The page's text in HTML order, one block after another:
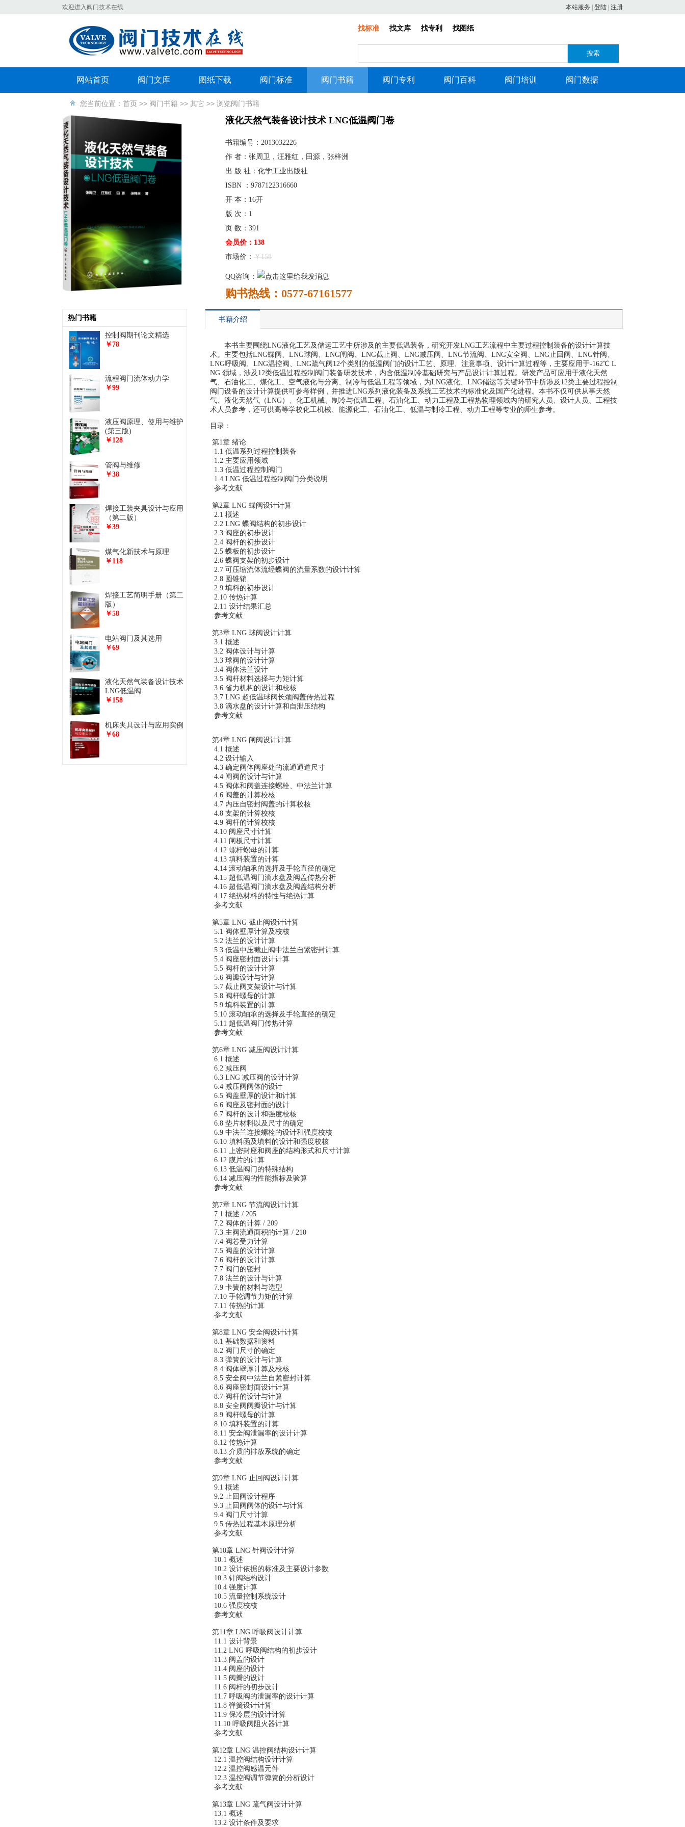
欢迎进入阀门技术在线 本站服务 登陆 注册
找标准 找文库 找专利 找图纸
搜索
网站首页 阀门文库 图纸下载 阀门标准 阀门书籍 阀门专利 阀门百科 阀门培训 阀门数据
您当前位置： 首页 >> 阀门书籍 >> 其它 >> 浏览阀门书籍
液化天然气装备设计技术 LNG低温阀门卷
书籍编号： 2013032226
作 者：张周卫，汪雅红，田源，张梓洲
出 版 社：化学工业出版社
ISBN ：9787122316660
开 本：16开
版 次：1
页 数：391
会员价：138
市场价： ￥158
QQ咨询：
购书热线：0577-67161577
热门书籍
控制阀期刊论文精选
￥78
流程阀门流体动力学
￥99
液压阀原理、使用与维护
(第三版)
￥128
管阀与维修
￥38
焊接工装夹具设计与应用
（第二版）
￥39
煤气化新技术与原理
￥118
焊接工艺简明手册（第二
版）
￥58
电站阀门及其选用
￥69
液化天然气装备设计技术
LNG低温阀
￥158
机床夹具设计与应用实例
￥68
书藉介绍
本书主要围绕LNG液化工艺及储运工艺中所涉及的主要低温装备，研究开发LNG工艺流程中主要过程控制装备的设计计算技
术。主要包括LNG蝶阀、LNG球阀、LNG闸阀、LNG截止阀、LNG减压阀、LNG节流阀、LNG安全阀、LNG止回阀、LNG针阀、
LNG呼吸阀、LNG温控阀、LNG疏气阀12个类别的低温阀门的设计工艺、原理、注意事项、设计计算过程等，主要应用于-162℃ L
NG 领域，涉及12类低温过程控制阀门装备研发技术，内含低温制冷基础研究与产品设计计算过程。研发产品可应用于液化天然
气、石油化工、煤化工、空气液化与分离、制冷与低温工程等领域，为LNG液化、LNG储运等关键环节中所涉及12类主要过程控制
阀门设备的设计计算提供可参考样例，并推进LNG系列液化装备及系统工艺技术的标准化及国产化进程。本书不仅可供从事天然
气、液化天然气（LNG）、化工机械、制冷与低温工程、石油化工、动力工程及工程热物理领域内的研究人员、设计人员、工程技
术人员参考，还可供高等学校化工机械、能源化工、石油化工、低温与制冷工程、动力工程等专业的师生参考。
目录：
第1章 绪论
1.1 低温系列过程控制装备
1.2 主要应用领域
1.3 低温过程控制阀门
1.4 LNG 低温过程控制阀门分类说明
参考文献
第2章 LNG 蝶阀设计计算
2.1 概述
2.2 LNG 蝶阀结构的初步设计
2.3 阀座的初步设计
2.4 阀杆的初步设计
2.5 蝶板的初步设计
2.6 蝶阀支架的初步设计
2.7 可压缩流体流经蝶阀的流量系数的设计计算
2.8 圆锥销
2.9 填料的初步设计
2.10 传热计算
2.11 设计结果汇总
参考文献
第3章 LNG 球阀设计计算
3.1 概述
3.2 阀体设计与计算
3.3 球阀的设计计算
3.4 阀体法兰设计
3.5 阀杆材料选择与力矩计算
3.6 省力机构的设计和校核
3.7 LNG 超低温球阀长颈阀盖传热过程
3.8 滴水盘的设计计算和自泄压结构
参考文献
第4章 LNG 闸阀设计计算
4.1 概述
4.2 设计输入
4.3 确定阀体阀座处的流通通道尺寸
4.4 闸阀的设计与计算
4.5 阀体和阀盖连接螺栓、中法兰计算
4.6 阀盖的计算校核
4.7 内压自密封阀盖的计算校核
4.8 支架的计算校核
4.9 阀杆的计算校核
4.10 阀座尺寸计算
4.11 闸板尺寸计算
4.12 螺杆螺母的计算
4.13 填料装置的计算
4.14 滚动轴承的选择及手轮直径的确定
4.15 超低温阀门滴水盘及阀盖传热分析
4.16 超低温阀门滴水盘及阀盖结构分析
4.17 绝热材料的特性与绝热计算
参考文献
第5章 LNG 截止阀设计计算
5.1 阀体壁厚计算及校核
5.2 法兰的设计计算
5.3 低温中压截止阀中法兰自紧密封计算
5.4 阀座密封面设计计算
5.5 阀杆的设计计算
5.6 阀瓣设计与计算
5.7 截止阀支架设计与计算
5.8 阀杆螺母的计算
5.9 填料装置的计算
5.10 滚动轴承的选择及手轮直径的确定
5.11 超低温阀门传热计算
参考文献
第6章 LNG 减压阀设计计算
6.1 概述
6.2 减压阀
6.3 LNG 减压阀的设计计算
6.4 减压阀阀体的设计
6.5 阀盖壁厚的设计和计算
6.6 阀座及密封面的设计
6.7 阀杆的设计和强度校核
6.8 垫片材料以及尺寸的确定
6.9 中法兰连接螺栓的设计和强度校核
6.10 填料函及填料的设计和强度校核
6.11 上密封座和阀座的结构形式和尺寸计算
6.12 膜片的计算
6.13 低温阀门的特殊结构
6.14 减压阀的性能指标及验算
参考文献
第7章 LNG 节流阀设计计算
7.1 概述 / 205
7.2 阀体的计算 / 209
7.3 主阀流通面积的计算 / 210
7.4 阀芯受力计算
7.5 阀盖的设计计算
7.6 阀杆的设计计算
7.7 阀门的密封
7.8 法兰的设计与计算
7.9 卡簧的材料与选型
7.10 手轮调节力矩的计算
7.11 传热的计算
参考文献
第8章 LNG 安全阀设计计算
8.1 基础数据和资料
8.2 阀门尺寸的确定
8.3 弹簧的设计与计算
8.4 阀体壁厚计算及校核
8.5 安全阀中法兰自紧密封计算
8.6 阀座密封面设计计算
8.7 阀杆的设计与计算
8.8 安全阀阀瓣设计与计算
8.9 阀杆螺母的计算
8.10 填料装置的计算
8.11 安全阀泄漏率的设计计算
8.12 传热计算
8.13 介质的排放系统的确定
参考文献
第9章 LNG 止回阀设计计算
9.1 概述
9.2 止回阀设计程序
9.3 止回阀阀体的设计与计算
9.4 阀门尺寸计算
9.5 传热过程基本原理分析
参考文献
第10章 LNG 针阀设计计算
10.1 概述
10.2 设计依据的标准及主要设计参数
10.3 针阀结构设计
10.4 强度计算
10.5 流量控制系统设计
10.6 强度校核
参考文献
第11章 LNG 呼吸阀设计计算
11.1 设计背景
11.2 LNG 呼吸阀结构的初步设计
11.3 阀盖的设计
11.4 阀座的设计
11.5 阀瓣的设计
11.6 阀杆的初步设计
11.7 呼吸阀的泄漏率的设计计算
11.8 弹簧设计计算
11.9 保冷层的设计计算
11.10 呼吸阀阻火器计算
参考文献
第12章 LNG 温控阀结构设计计算
12.1 温控阀结构设计计算
12.2 温控阀感温元件
12.3 温控阀调节弹簧的分析设计
参考文献
第13章 LNG 疏气阀设计计算
13.1 概述
13.2 设计条件及要求